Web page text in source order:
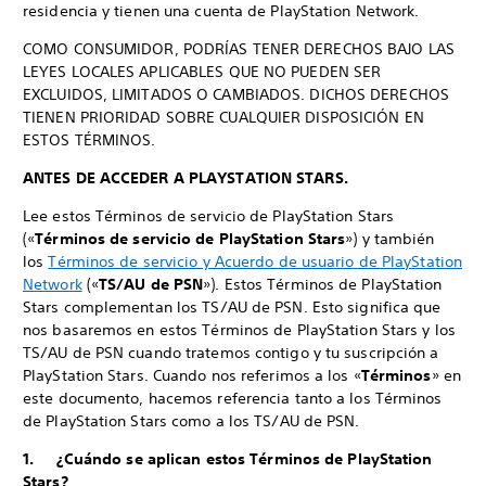
residencia y tienen una cuenta de PlayStation Network.
COMO CONSUMIDOR, PODRÍAS TENER DERECHOS BAJO LAS
LEYES LOCALES APLICABLES QUE NO PUEDEN SER
EXCLUIDOS, LIMITADOS O CAMBIADOS. DICHOS DERECHOS
TIENEN PRIORIDAD SOBRE CUALQUIER DISPOSICIÓN EN
ESTOS TÉRMINOS.
ANTES DE ACCEDER A PLAYSTATION STARS.
Lee estos Términos de servicio de PlayStation Stars
(«Términos de servicio de PlayStation Stars») y también
losTérminos de servicio y Acuerdo de usuario de PlayStation
Network(«TS/AU de PSN»). Estos Términos de PlayStation
Stars complementan los TS/AU de PSN. Esto significa que
nos basaremos en estos Términos de PlayStation Stars y los
TS/AU de PSN cuando tratemos contigo y tu suscripción a
PlayStation Stars. Cuando nos referimos a los «Términos» en
este documento, hacemos referencia tanto a los Términos
de PlayStation Stars como a los TS/AU de PSN.
1. ¿Cuándo se aplican estos Términos de PlayStation
Stars?